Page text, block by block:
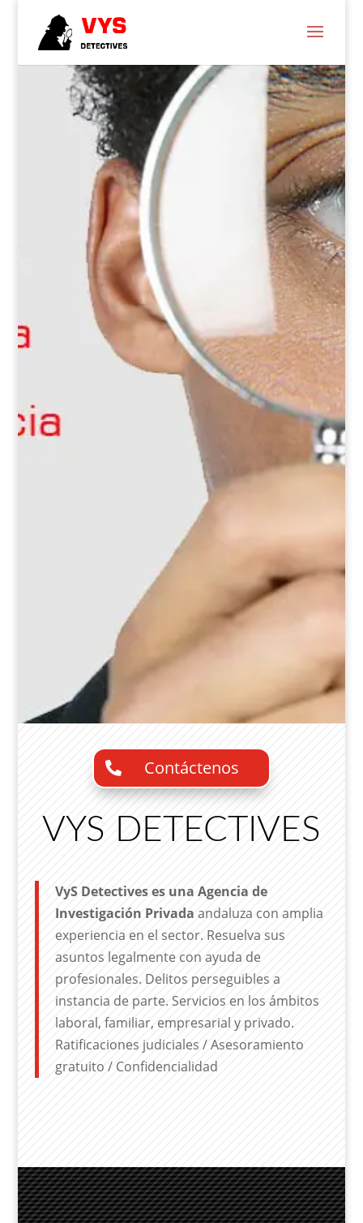
Contáctenos
VYS DETECTIVES
VyS Detectives es una Agencia de
Investigación Privada andaluza con amplia
experiencia en el sector. Resuelva sus
asuntos legalmente con ayuda de
profesionales. Delitos perseguibles a
instancia de parte. Servicios en los ámbitos
laboral, familiar, empresarial y privado.
Ratificaciones judiciales / Asesoramiento
gratuito / Confidencialidad